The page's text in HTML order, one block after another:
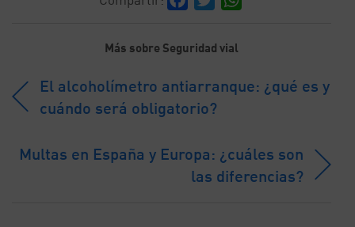
Más sobre Seguridad vial
El alcoholímetro antiarranque: ¿qué es y
cuándo será obligatorio?
Multas en España y Europa: ¿cuáles son
las diferencias?